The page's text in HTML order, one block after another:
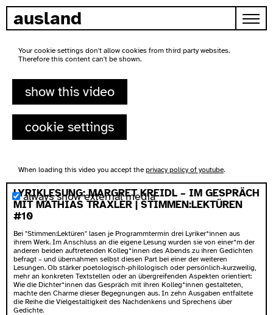
skip to content
ausland
Your cookie settings don't allow cookies from third party websites.
Therefore this content can't be shown.
show this video
cookie settings
When loading this video you accept the privacy policy of youtube.
always show external media
LYRIKLESUNG: MARGRET KREIDL – IM GESPRÄCH
MIT MATHIAS TRAXLER | STIMMEN:LEKTÜREN
#10
Bei "Stimmen:Lektüren" lasen je Programmtermin drei Lyriker*innen aus
ihrem Werk. Im Anschluss an die eigene Lesung wurden sie von einer*m der
anderen beiden auftretenden Kolleg*innen des Abends zu ihren Gedichten
befragt – und übernahmen selbst diesen Part bei einer der weiteren
Lesungen. Ob stärker poetologisch-philologisch oder persönlich-kurzweilig,
mehr an konkreten Textstellen oder an übergreifenden Aspekten orientiert:
Wie die Dichter*innen das Gespräch mit ihren Kolleg*innen gestalteten,
machte den Charme dieser Begegnungen aus. In zehn Ausgaben entfaltete
die Reihe die Vielgestaltigkeit des Nachdenkens und Sprechens über
Gedichte.